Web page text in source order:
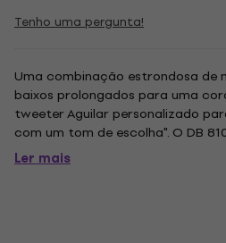
Tenho uma pergunta!
Uma combinação estrondosa de
baixos prolongados para uma
tweeter Aguilar personalizado
com um tom de escolha". O DB
gabinetes de baixo do mercado,
máximo de 136 dB! As alças
Ler mais